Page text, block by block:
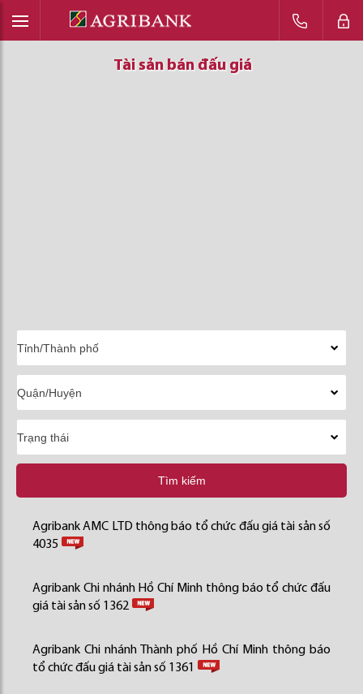
Tài sản bán đấu giá
Tài sản bán đấu giá
Tài sản bán đấu giá
Tìm kiếm
Agribank AMC LTD thông báo tổ chức đấu giá tài sản số
4035
Agribank Chi nhánh Hồ Chí Minh thông báo tổ chức đấu
giá tài sản số 1362
Agribank Chi nhánh Thành phố Hồ Chí Minh thông báo
tổ chức đấu giá tài sản số 1361